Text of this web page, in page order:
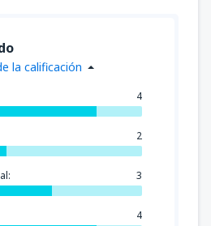
la calificación
4
2
3
4